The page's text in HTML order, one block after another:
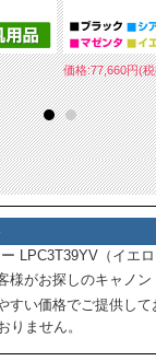
価格:77,660円(
LPC3T39YV（イエ
様がお探しのキャノン
すい価格でご提供し
りません。